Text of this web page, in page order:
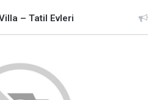
– Tatil Evleri